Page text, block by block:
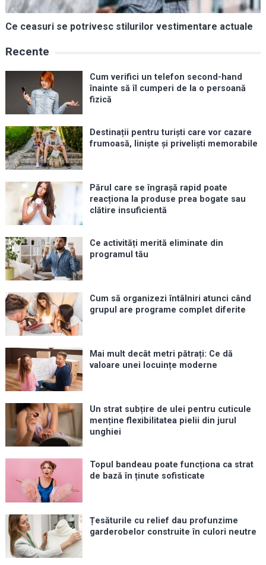
Ce ceasuri se potrivesc stilurilor vestimentare actuale
Recente
Cum verifici un telefon second-hand
înainte să îl cumperi de la o persoană
fizică
Destinații pentru turiști care vor cazare
frumoasă, liniște și priveliști memorabile
Părul care se îngrașă rapid poate
reacționa la produse prea bogate sau
clătire insuficientă
Ce activități merită eliminate din
programul tău
Cum să organizezi întâlniri atunci când
grupul are programe complet diferite
Mai mult decât metri pătrați: Ce dă
valoare unei locuințe moderne
Un strat subțire de ulei pentru cuticule
menține flexibilitatea pielii din jurul
unghiei
Topul bandeau poate funcționa ca strat
de bază în ținute sofisticate
Țesăturile cu relief dau profunzime
garderobelor construite în culori neutre